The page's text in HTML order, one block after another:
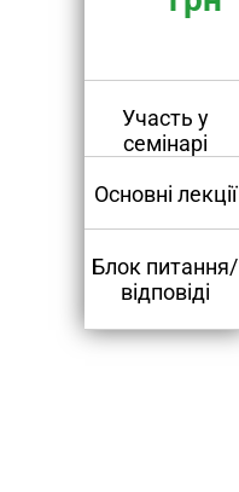
Участь у
семінарі
Основні лекції
Блок питання/
відповіді